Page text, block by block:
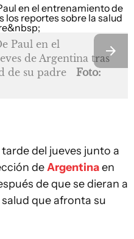
Paul en el
de Argentina tras
de su padre
Foto:
del jueves junto a
deArgentinaen
de que se dieran a
que afronta su